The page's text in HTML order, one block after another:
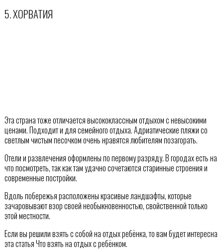
5. ХОРВАТИЯ
Эта страна тоже отличается высококлассным отдыхом с невысокими
ценами. Подходит и для семейного отдыха. Адриатические пляжи со
светлым чистым песочком очень нравятся любителям позагорать.
Отели и развлечения оформлены по первому разряду. В городах есть на
что посмотреть, так как там удачно сочетаются старинные строения и
современные постройки.
Вдоль побережья расположены красивые ландшафты, которые
зачаровывают взор своей необыкновенностью, свойственной только
этой местности.
Если вы решили взять с собой на отдых ребёнка, то вам будет интересна
эта статья Что взять на отдых с ребёнком.